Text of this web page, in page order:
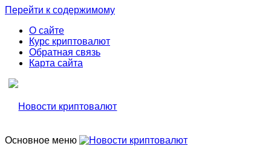
Перейти к содержимому
О сайте
Курс криптовалют
Обратная связь
Карта сайта
Основное меню